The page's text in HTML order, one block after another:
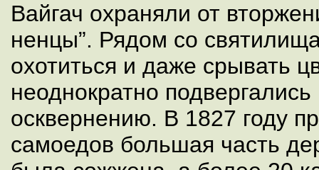
Вайгач охраняли от
ненцы”. Рядом со
охотиться и даже срывать
неоднократно
осквернению. В 1827 году
самоедов большая часть